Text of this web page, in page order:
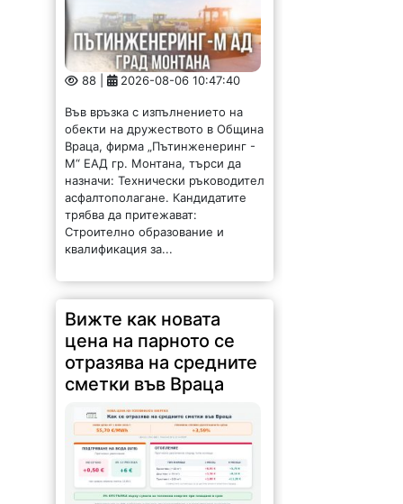
88 | 2026-08-06 10:47:40
обекти на дружеството в Община
Враца, фирма „Пътинженеринг -
М“ ЕАД гр. Монтана, търси да
назначи: Технически ръководител
асфалтополагане. Кандидатите
трябва да притежават:
Строително образование и
квалификация за...
Вижте как новата
цена на парното се
отразява на средните
сметки във Враца